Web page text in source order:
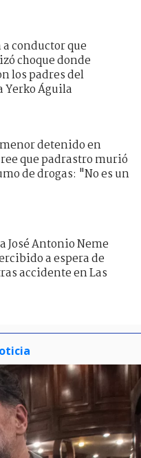
conductor que
choque donde
los padres del
Águila
detenido en
que padrastro murió
de drogas: "No es un
José Antonio Neme
a espera de
accidente en Las